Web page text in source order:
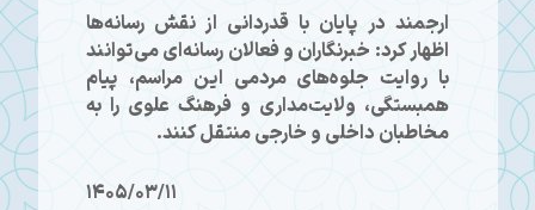
ارجمند در پایان با قدردانی از نقش رسانه‌ها
اظهار کرد: خبرنگاران و فعالان رسانه‌ای می‌توانند
با روایت جلوه‌های مردمی این مراسم، پیام
همبستگی، ولایت‌مداری و فرهنگ علوی را به
مخاطبان داخلی و خارجی منتقل کنند.
1405/03/11